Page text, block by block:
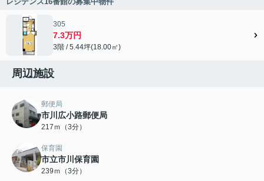
305
7.3万円
3階 / 5.44坪(18.00㎡)
周辺施設
郵便局
市川広小路郵便局
217ｍ（3分）
保育園
市立市川保育園
239ｍ（3分）